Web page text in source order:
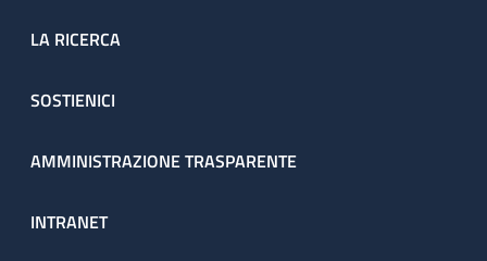
LA RICERCA
SOSTIENICI
AMMINISTRAZIONE TRASPARENTE
INTRANET